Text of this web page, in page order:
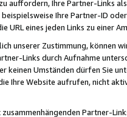
auffordern, Ihre Partner-Links
Ihre Partner-ID
URL eines jeden Links zu einer
unserer Zustimmung, können
Links durch Aufnahme
keinen Umständen dürfen Sie
Ihre Website aufrufen, nicht
Partner-